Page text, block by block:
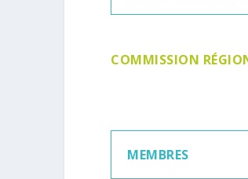
COMMISSION
MEMBRES